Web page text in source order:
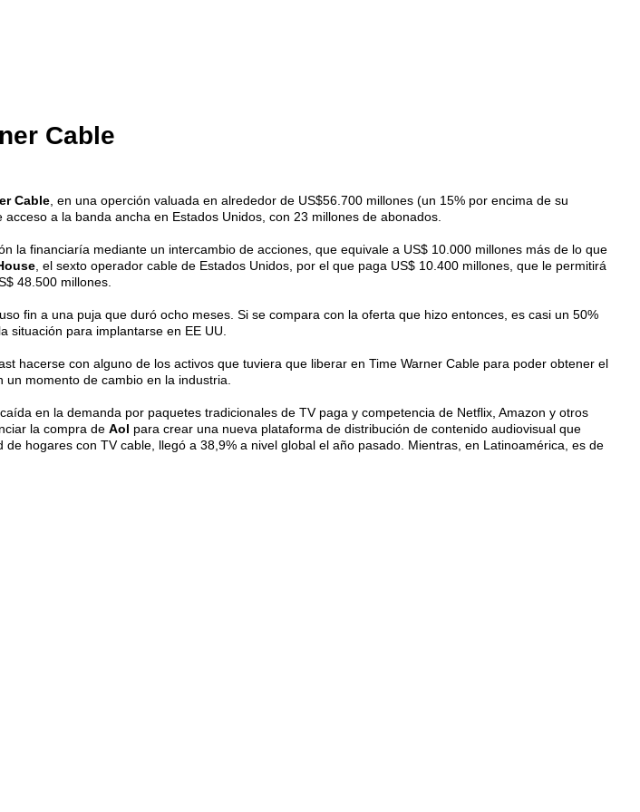
Cable
Cable , en una operción valuada en alrededor de US$56.700 millones (un 15% por encima de su
a la banda ancha en Estados Unidos, con 23 millones de abonados.
financiaría mediante un intercambio de acciones, que equivale a US$ 10.000 millones más de lo que
, el sexto operador cable de Estados Unidos, por el que paga US$ 10.400 millones, que le permitirá
48.500 millones.
fin a una puja que duró ocho meses. Si se compara con la oferta que hizo entonces, es casi un 50%
situación para implantarse en EE UU.
hacerse con alguno de los activos que tuviera que liberar en Time Warner Cable para poder obtener el
momento de cambio en la industria.
en la demanda por paquetes tradicionales de TV paga y competencia de Netflix, Amazon y otros
la compra de Aol para crear una nueva plataforma de distribución de contenido audiovisual que
hogares con TV cable, llegó a 38,9% a nivel global el año pasado. Mientras, en Latinoamérica, es de